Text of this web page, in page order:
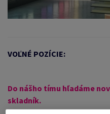
VOĽNÉ POZÍCIE:
Do nášho tímu hľadáme
skladník.